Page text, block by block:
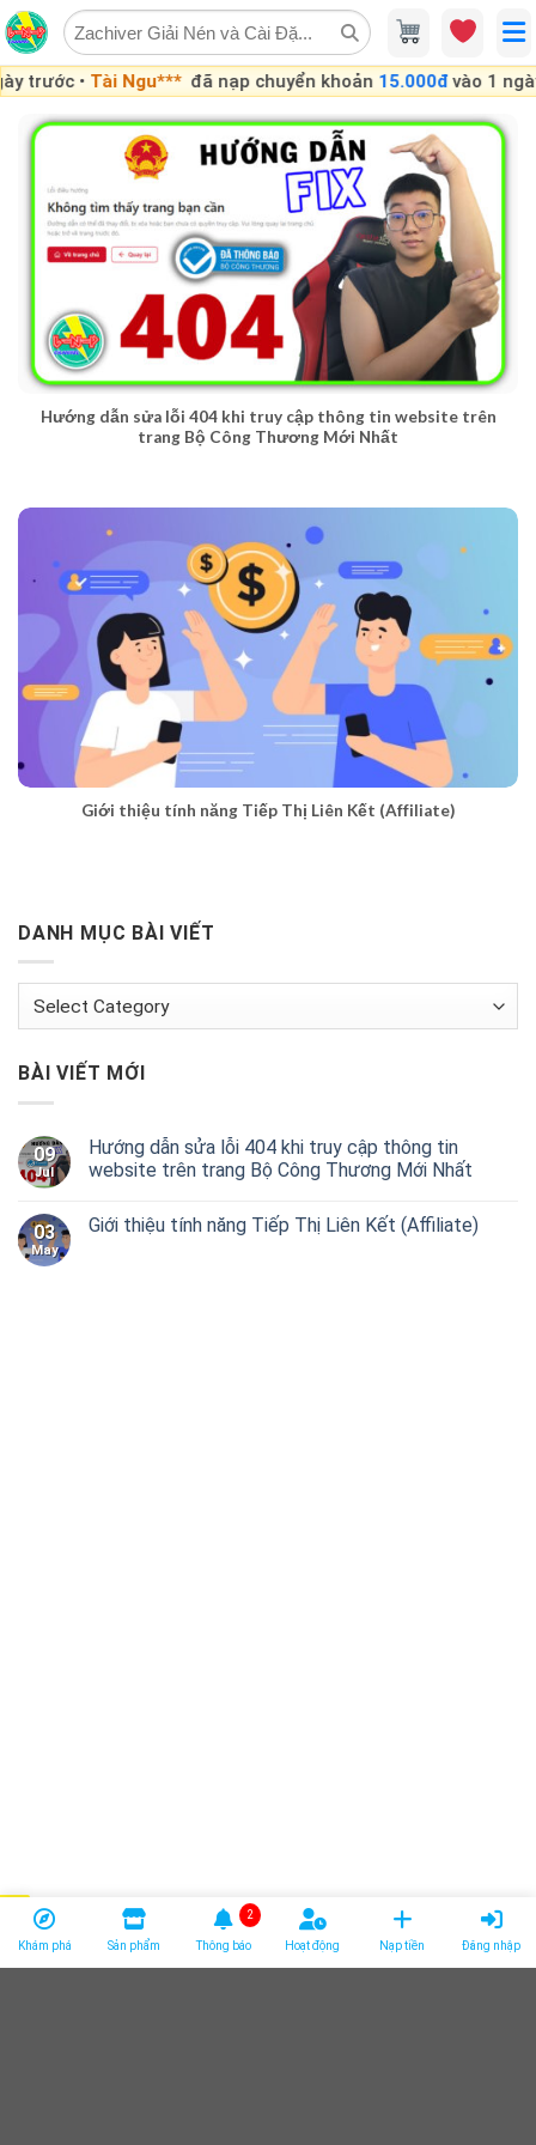
•Tài Ngu***đã nạp chuyển khoản15.000đvào 1 ngày
Skip
to
content
Hướng dẫn sửa lỗi 404 khi truy cập thông tin website trên
trang Bộ Công Thương Mới Nhất
Giới thiệu tính năng Tiếp Thị Liên Kết (Affiliate)
DANH MỤC BÀI VIẾT
Danh
viết
BÀI VIẾT MỚI
09
Jul
Hướng dẫn sửa lỗi 404 khi truy cập thông tin
website trên trang Bộ Công Thương Mới Nhất
03
May
Giới thiệu tính năng Tiếp Thị Liên Kết (Affiliate)
Khám phá Sản phẩm Thông báo
2
Hoạt động Nạp tiền Đăng nhập